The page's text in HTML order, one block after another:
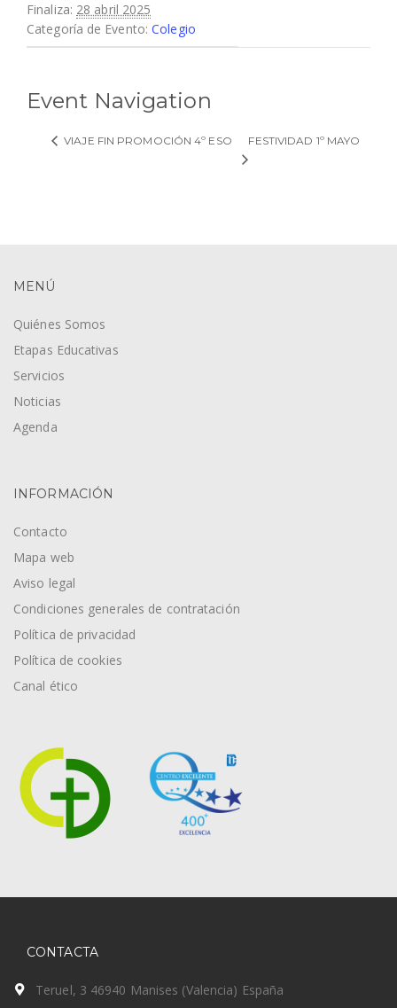
Finaliza: 28 abril 2025
Categoría de Evento: Colegio
Event Navigation
VIAJE FIN PROMOCIÓN 4º ESO FESTIVIDAD 1º MAYO
MENÚ
Quiénes Somos
Etapas Educativas
Servicios
Noticias
Agenda
INFORMACIÓN
Contacto
Mapa web
Aviso legal
Condiciones generales de contratación
Política de privacidad
Política de cookies
Canal ético
CONTACTA
Teruel, 3 46940 Manises (Valencia) España